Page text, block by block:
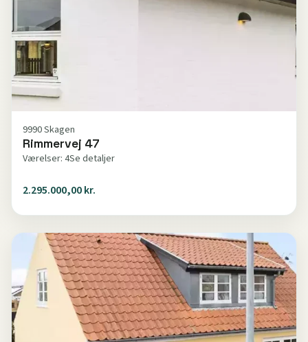
9990 Skagen
Rimmervej 47
Værelser: 4Se detaljer
2.295.000,00 kr.